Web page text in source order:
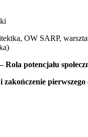
OW SARP,
Rola potencjału
zakończenie pierwszego